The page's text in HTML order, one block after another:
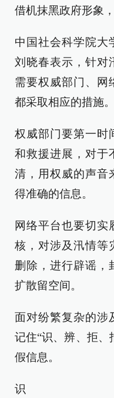
借机抹黑政府形象
中国社会科学院大
刘晓春表示，针对
需要权威部门、网
都采取相应的措施。
权威部门要第一时
和救援进展，对于
清，用权威的声音
得准确的信息。
网络平台也要切实
核，对涉及汛情等
删除，进行辟谣，
扩散留空间。
面对纷繁复杂的涉
记住“识、辨、拒、
假信息。
识